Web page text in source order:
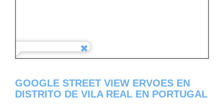
GOOGLE STREET VIEW ERVOES EN
DISTRITO DE VILA REAL EN PORTUGAL